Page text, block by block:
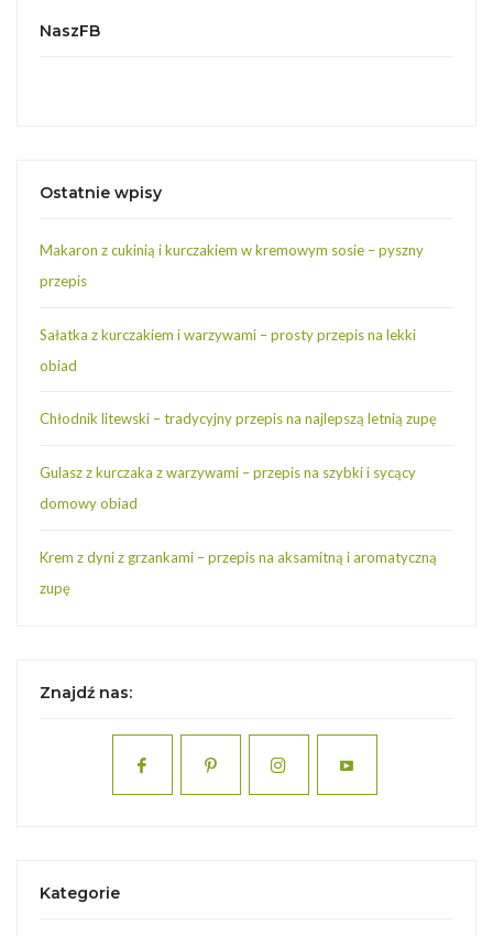
NaszFB
Ostatnie wpisy
Makaron z cukinią i kurczakiem w kremowym sosie – pyszny
przepis
Sałatka z kurczakiem i warzywami – prosty przepis na lekki
obiad
Chłodnik litewski – tradycyjny przepis na najlepszą letnią zupę
Gulasz z kurczaka z warzywami – przepis na szybki i sycący
domowy obiad
Krem z dyni z grzankami – przepis na aksamitną i aromatyczną
zupę
Znajdź nas:
Kategorie